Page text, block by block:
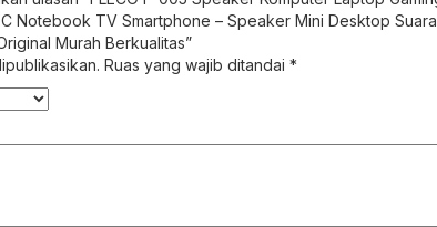
Notebook TV Smartphone – Speaker Mini Desktop
Murah Berkualitas”
Ruas yang wajib ditandai *